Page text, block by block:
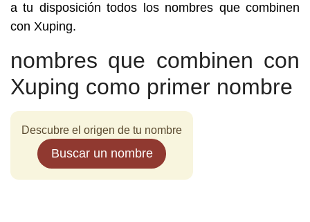
a tu disposición todos los nombres que combinen
con Xuping.
nombres que combinen con
Xuping como primer nombre
Descubre el origen de tu nombre
Buscar un nombre